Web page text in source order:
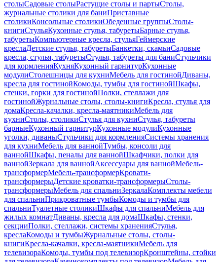
столыСадовые столыРастущие столы и партыСтолы,
журнальные столики для баниПриставные
столикиКонсольные столикиОбеденные группыСтолы-
книгиСтульяКухонные стулья, табуретыБарные стулья,
табуретыКомпьютерные кресла, стульяГеймерские
креслаДетские стулья, табуретыБанкетки, скамьиСадовые
кресла, стулья, табуретыСтулья, табуреты для баниСтульчики
для кормленияКухняКухонный гарнитурКухонные
модулиСтолешницы для кухниМебель для гостинойДиваны,
кресла для гостинойКомоды, тумбы для гостинойШкафы,
стенки, горки для гостинойПолки, стеллажи для
гостинойЖурнальные столы, столы-книгиКресла, стулья для
домаКресла-качалки, кресла-маятникиМебель для
кухниСтолы, столикиСтулья для кухниСтулья, табуреты
барныеКухонный гарнитурКухонные модулиКухонные
уголки, диваныСтульчики для кормленияСистемы хранения
для кухниМебель для ваннойТумбы, консоли для
ваннойШкафы, пеналы для ваннойШкафчики, полки для
ваннойЗеркала для ваннойАксессуары для ваннойМебель-
трансформерМебель-трансформерКровати-
трансформерыДетские кроватки-трансформерыСтолы-
трансформерыМебель для спальниЗеркалаКомплекты мебели
для спальниПрикроватные тумбыКомоды и тумбы для
спальниТуалетные столикиШкафы для спальниМебель для
жилых комнатДиваны, кресла для домаШкафы, стенки,
секцииПолки, стеллажи, системы храненияСтулья,
креслаКомоды и тумбыЖурнальные столы, столы-
книгиКресла-качалки, кресла-маятникиМебель для
телевизораКомоды, тумбы под телевизорКронштейны, стойки